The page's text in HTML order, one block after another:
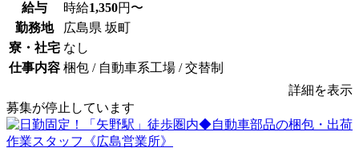
給与 時給1,350円〜
勤務地
広島県 坂町
寮・社宅 なし
仕事内容 梱包 / 自動車系工場 / 交替制
詳細を表示
募集が停止しています